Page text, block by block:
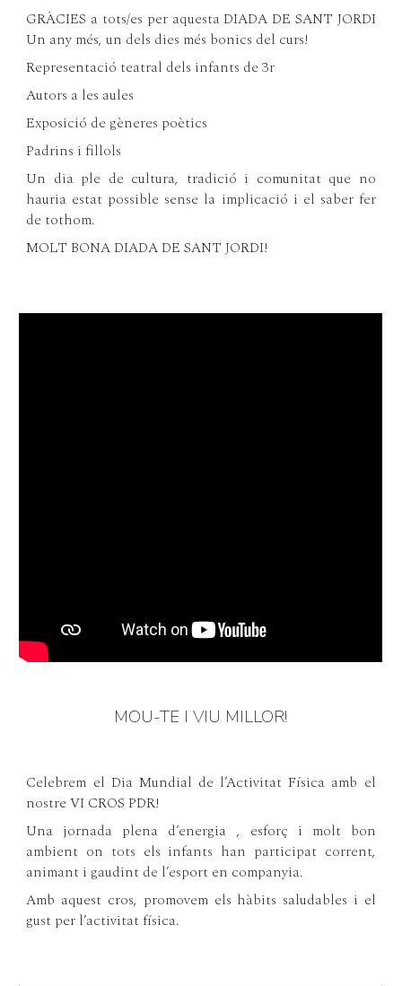
GRÀCIES a tots/es per aquesta DIADA DE SANT JORDI
Un any més, un dels dies més bonics del curs!
Representació teatral dels infants de 3r
Autors a les aules
Exposició de gèneres poètics
Padrins i fillols
Un dia ple de cultura, tradició i comunitat que no
hauria estat possible sense la implicació i el saber fer
de tothom.
MOLT BONA DIADA DE SANT JORDI!
MOU-TE I VIU MILLOR!
Celebrem el Dia Mundial de l’Activitat Física amb el
nostre VI CROS PDR!
Una jornada plena d’energia , esforç i molt bon
ambient on tots els infants han participat corrent,
animant i gaudint de l’esport en companyia.
Amb aquest cros, promovem els hàbits saludables i el
gust per l’activitat física.